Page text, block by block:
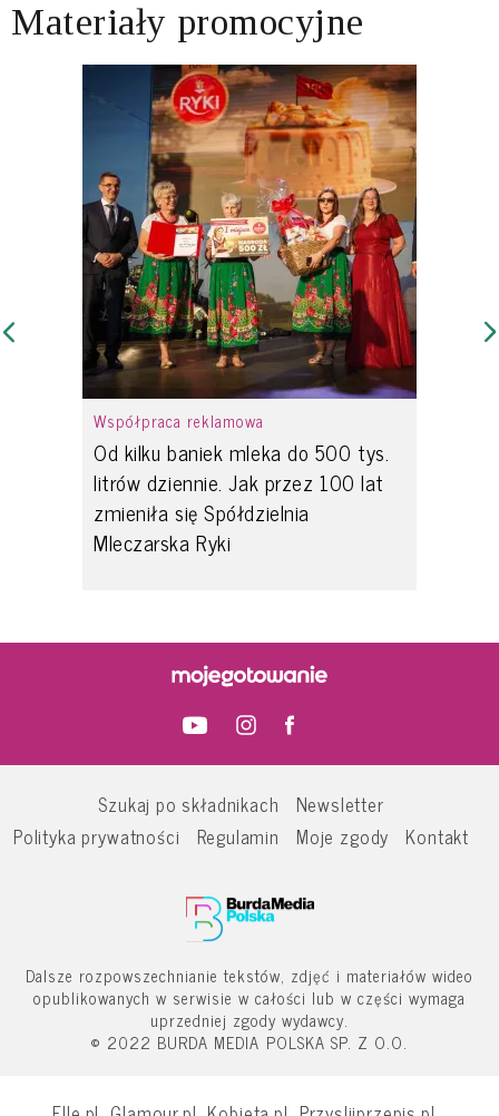
Materiały promocyjne
Współpraca reklamowa
Od kilku baniek mleka do 500 tys.
litrów dziennie. Jak przez 100 lat
zmieniła się Spółdzielnia
Mleczarska Ryki
Szukaj po składnikach
Newsletter
Polityka prywatności
Regulamin Moje zgody Kontakt
Dalsze rozpowszechnianie tekstów, zdjęć i materiałów wideo
opublikowanych w serwisie w całości lub w części wymaga
uprzedniej zgody wydawcy.
© 2022 BURDA MEDIA POLSKA SP. Z O.O.